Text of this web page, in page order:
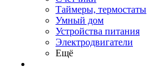
Таймеры, термостаты
Умный дом
Устройства питания
Электродвигатели
Ещё